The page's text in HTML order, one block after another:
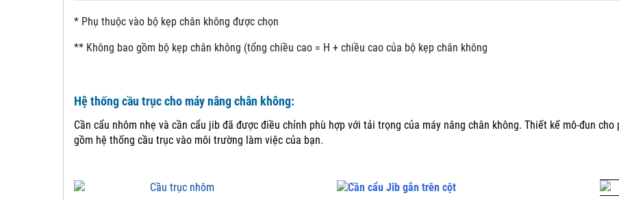
* Phụ thuộc vào bộ kẹp chân không được chọn
** Không bao gồm bộ kẹp chân không (tổng chiều cao = H + chiều cao của bộ kẹp chân không
Hệ thống cầu trục cho máy nâng chân không:
Cần cẩu nhôm nhẹ và cần cẩu jib đã được điều chỉnh phù hợp với tải trọng của máy nâng chân không. Thiết kế mô-đun cho
gồm hệ thống cầu trục vào môi trường làm việc của bạn.